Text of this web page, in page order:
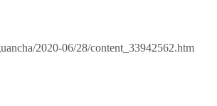
2020-06/28/content_33942562.htm